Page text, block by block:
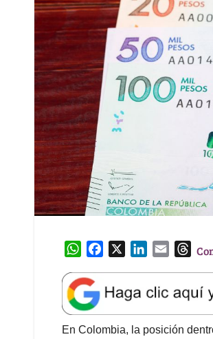
W
a
t
s
A
e
b
o
k
e
d
l
T
e
a
d
En Colombia, la posición